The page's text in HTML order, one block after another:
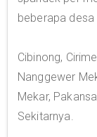
beberapa desa
Cibinong,
Nanggewer
Mekar,
Sekitarnya.